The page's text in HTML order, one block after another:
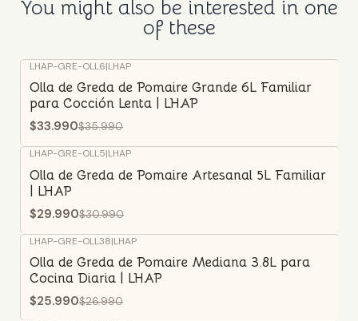
You might also be interested in one
of these
-6% OFF
LHAP-GRE-OLL6|LHAP
Olla de Greda de Pomaire Grande 6L Familiar
para Cocción Lenta | LHAP
$33.990$35.990
-3% OFF
LHAP-GRE-OLL5|LHAP
Olla de Greda de Pomaire Artesanal 5L Familiar
| LHAP
$29.990$30.990
-4% OFF
LHAP-GRE-OLL38|LHAP
Olla de Greda de Pomaire Mediana 3.8L para
Cocina Diaria | LHAP
$25.990$26.990